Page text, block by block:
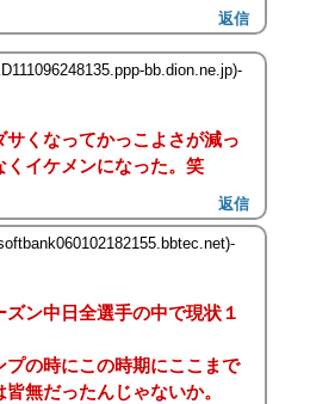
返信
bb.dion.ne.jp)-
サくなってかっこよさが減っ
くイケメンになった。笑
返信
ン中日全選手の中で現状１
の時にこの時期にここまで
無だったんじゃないか。